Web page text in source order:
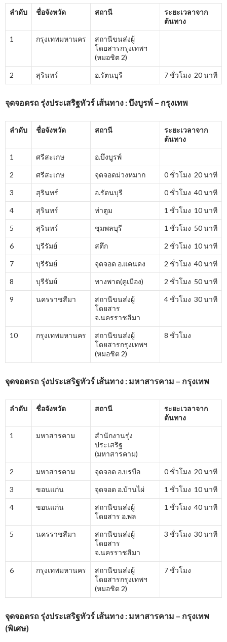
ลำดับ ชื่อจังหวัด สถานี
ระยะเวลาจาก
ต้นทาง
1 กรุงเทพมหานคร
สถานีขนส่งผู้
โดยสารกรุงเทพฯ
(หมอชิต 2)
2 สุรินทร์ อ.รัตนบุรี 7 ชั่วโมง 20 นาที
จุดจอดรถ รุ่งประเสริฐทัวร์ เส้นทาง : บึงบูรพ์ – กรุงเทพ
ลำดับ ชื่อจังหวัด สถานี
ระยะเวลาจาก
ต้นทาง
1 ศรีสะเกษ อ.บึงบูรพ์
2 ศรีสะเกษ จุดจอดม่วงหมาก 0 ชั่วโมง 20 นาที
3 สุรินทร์ อ.รัตนบุรี 0 ชั่วโมง 40 นาที
4 สุรินทร์ ท่าตูม 1 ชั่วโมง 10 นาที
5 สุรินทร์ ชุมพลบุรี 1 ชั่วโมง 50 นาที
6 บุรีรัมย์ สตึก 2 ชั่วโมง 10 นาที
7 บุรีรัมย์ จุดจอด อ.แคนดง 2 ชั่วโมง 40 นาที
8 บุรีรัมย์ ทางพาด(คูเมือง) 2 ชั่วโมง 50 นาที
9 นครราชสีมา
สถานีขนส่งผู้
โดยสาร
จ.นครราชสีมา
4 ชั่วโมง 30 นาที
10 กรุงเทพมหานคร
สถานีขนส่งผู้
โดยสารกรุงเทพฯ
(หมอชิต 2)
8 ชั่วโมง
จุดจอดรถ รุ่งประเสริฐทัวร์ เส้นทาง : มหาสารคาม – กรุงเทพ
ลำดับ ชื่อจังหวัด สถานี
ระยะเวลาจาก
ต้นทาง
1 มหาสารคาม
สำนักงานรุ่ง
ประเสริฐ
(มหาสารคาม)
2 มหาสารคาม จุดจอด อ.บรบือ 0 ชั่วโมง 20 นาที
3 ขอนแก่น จุดจอด อ.บ้านไผ่ 1 ชั่วโมง 10 นาที
4 ขอนแก่น
สถานีขนส่งผู้
โดยสาร อ.พล
1 ชั่วโมง 40 นาที
5 นครราชสีมา
สถานีขนส่งผู้
โดยสาร
จ.นครราชสีมา
3 ชั่วโมง 30 นาที
6 กรุงเทพมหานคร
สถานีขนส่งผู้
โดยสารกรุงเทพฯ
(หมอชิต 2)
7 ชั่วโมง
จุดจอดรถ รุ่งประเสริฐทัวร์ เส้นทาง : มหาสารคาม – กรุงเทพ
(พิเศษ)